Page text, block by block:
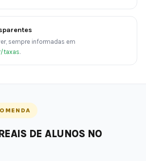
sempre informadas em
taxas.
DE ALUNOS NO